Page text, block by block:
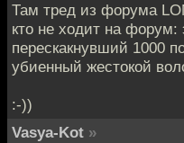
Там тред из форума
кто не ходит на форум:
перескакнувший 1000
убиенный жестокой
:-))
Vasya-Kot »